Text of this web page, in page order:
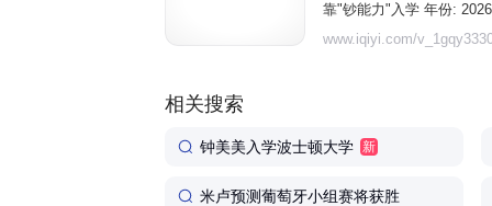
靠"钞能力"入学 年份:
录取】19岁百万粉丝网红
www.iqiyi.com/
相关搜索
钟美美入学波士顿大学 新
米卢预测葡萄牙小组赛将获胜